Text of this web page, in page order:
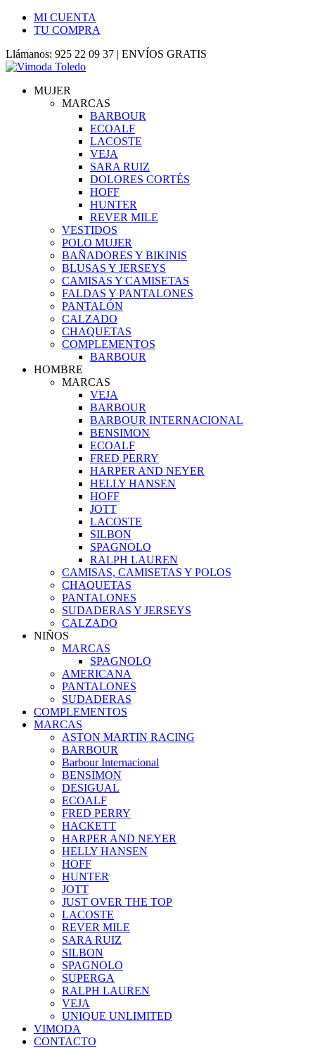
MI CUENTA
TU COMPRA
Llámanos: 925 22 09 37 | ENVÍOS GRATIS
MUJER
MARCAS
BARBOUR
ECOALF
LACOSTE
VEJA
SARA RUIZ
DOLORES CORTÉS
HOFF
HUNTER
REVER MILE
VESTIDOS
POLO MUJER
BAÑADORES Y BIKINIS
BLUSAS Y JERSEYS
CAMISAS Y CAMISETAS
FALDAS Y PANTALONES
PANTALÓN
CALZADO
CHAQUETAS
COMPLEMENTOS
BARBOUR
HOMBRE
MARCAS
VEJA
BARBOUR
BARBOUR INTERNACIONAL
BENSIMON
ECOALF
FRED PERRY
HARPER AND NEYER
HELLY HANSEN
HOFF
JOTT
LACOSTE
SILBON
SPAGNOLO
RALPH LAUREN
CAMISAS, CAMISETAS Y POLOS
CHAQUETAS
PANTALONES
SUDADERAS Y JERSEYS
CALZADO
NIÑOS
MARCAS
SPAGNOLO
AMERICANA
PANTALONES
SUDADERAS
COMPLEMENTOS
MARCAS
ASTON MARTIN RACING
BARBOUR
Barbour Internacional
BENSIMON
DESIGUAL
ECOALF
FRED PERRY
HACKETT
HARPER AND NEYER
HELLY HANSEN
HOFF
HUNTER
JOTT
JUST OVER THE TOP
LACOSTE
REVER MILE
SARA RUIZ
SILBON
SPAGNOLO
SUPERGA
RALPH LAUREN
VEJA
UNIQUE UNLIMITED
VIMODA
CONTACTO